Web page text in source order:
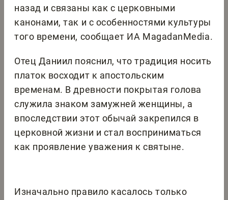
назад и связаны как с церковными
канонами, так и с особенностями культуры
того времени, сообщает ИА MagadanMedia.
Отец Даниил пояснил, что традиция носить
платок восходит к апостольским
временам. В древности покрытая голова
служила знаком замужней женщины, а
впоследствии этот обычай закрепился в
церковной жизни и стал восприниматься
как проявление уважения к святыне.
Изначально правило касалось только